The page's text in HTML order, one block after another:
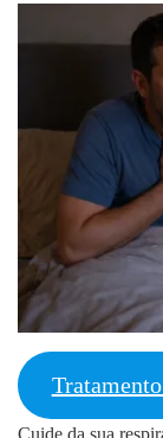
Cuide da sua